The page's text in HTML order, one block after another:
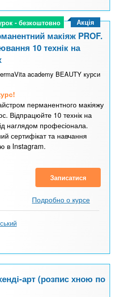
- безкоштовно
- безкоштовно
макіяж PROF.
10 технік на
academy BEAUTY курси
перманентного макіяжу
Відпрацюйте 10 технік на
наглядом професіонала.
сертифікат та навчання
в Instagram.
Акція
Записатися
Подробно о курсе
арт (розпис хною по